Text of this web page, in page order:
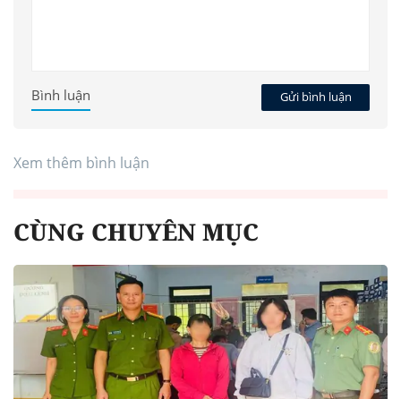
Gửi bình luận
Bình luận
Xem thêm bình luận
CÙNG CHUYÊN MỤC